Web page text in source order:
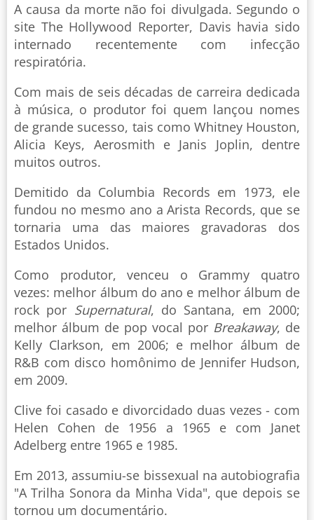
A causa da morte não foi divulgada. Segundo o
site The Hollywood Reporter, Davis havia sido
internado recentemente com infecção
respiratória.
Com mais de seis décadas de carreira dedicada
à música, o produtor foi quem lançou nomes
de grande sucesso, tais como Whitney Houston,
Alicia Keys, Aerosmith e Janis Joplin, dentre
muitos outros.
Demitido da Columbia Records em 1973, ele
fundou no mesmo ano a Arista Records, que se
tornaria uma das maiores gravadoras dos
Estados Unidos.
Como produtor, venceu o Grammy quatro
vezes: melhor álbum do ano e melhor álbum de
rock por Supernatural, do Santana, em 2000;
melhor álbum de pop vocal por Breakaway, de
Kelly Clarkson, em 2006; e melhor álbum de
R&B com disco homônimo de Jennifer Hudson,
em 2009.
Clive foi casado e divorcidado duas vezes - com
Helen Cohen de 1956 a 1965 e com Janet
Adelberg entre 1965 e 1985.
Em 2013, assumiu-se bissexual na autobiografia
"A Trilha Sonora da Minha Vida", que depois se
tornou um documentário.